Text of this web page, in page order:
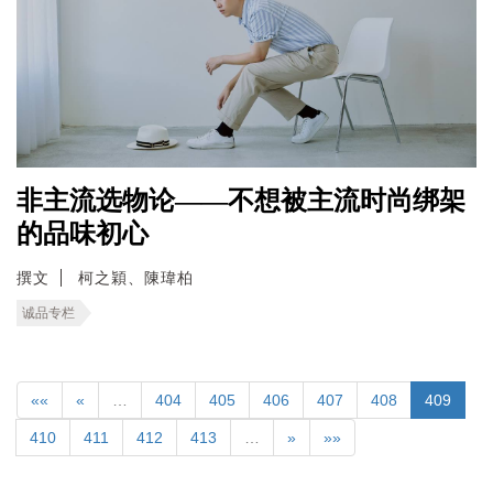
非主流选物论——不想被主流时尚绑架
的品味初心
撰文 柯之穎、陳瑋柏
诚品专栏
«« « 404 405 406 407 408 409
410 411 412 413 » »»